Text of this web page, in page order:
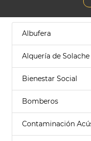
Albufera
Alquería de Solache
Bienestar Social
Bomberos
Contaminación